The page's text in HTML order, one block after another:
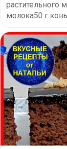
растительного
молока50 г